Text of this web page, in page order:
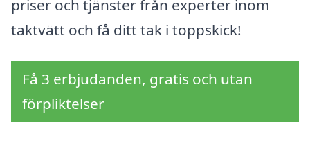
priser och tjänster från experter inom
taktvätt och få ditt tak i toppskick!
Få 3 erbjudanden, gratis och utan
förpliktelser